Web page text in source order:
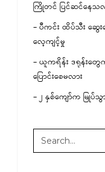
ကြိုတင် ပြင်ဆင်နေသ
– ပီကင်း ထိပ်သီး ဆွေ
လေ့ကျင့်မှု
– ယူကရိန်း ဒရုန်း
ပြောင်းစေမလား
– ၂ နှစ်ကျော်က မြုပ်